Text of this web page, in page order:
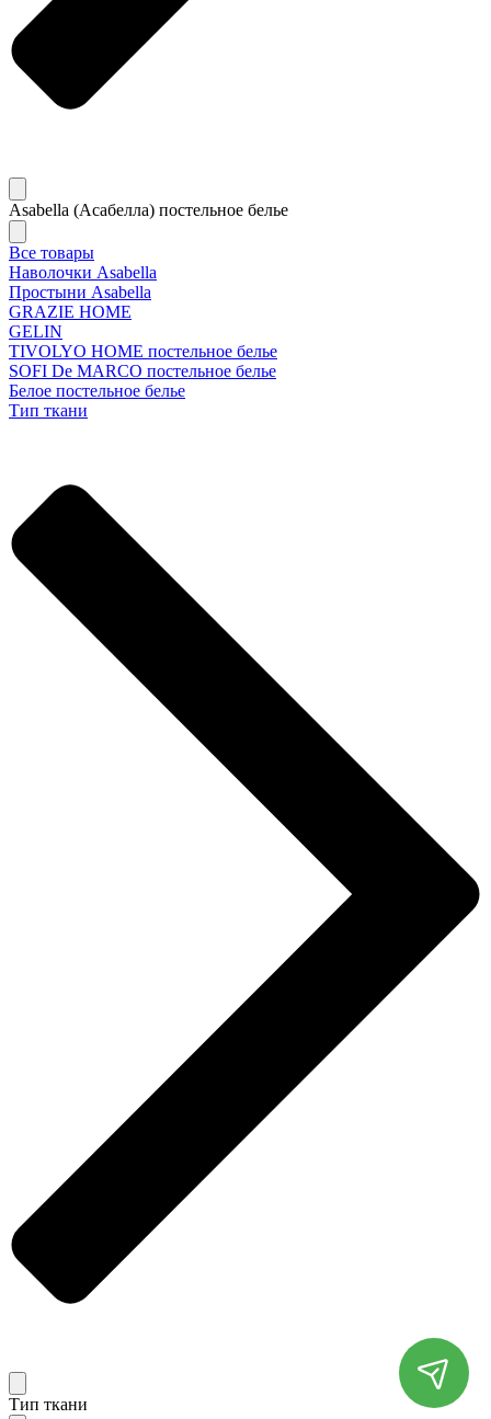
Asabella (Асабелла) постельное белье
Все товары
Наволочки Asabella
Простыни Asabella
GRAZIE HOME
GELIN
TIVOLYO HOME постельное белье
SOFI De MARCO постельное белье
Белое постельное белье
Тип ткани
Тип ткани